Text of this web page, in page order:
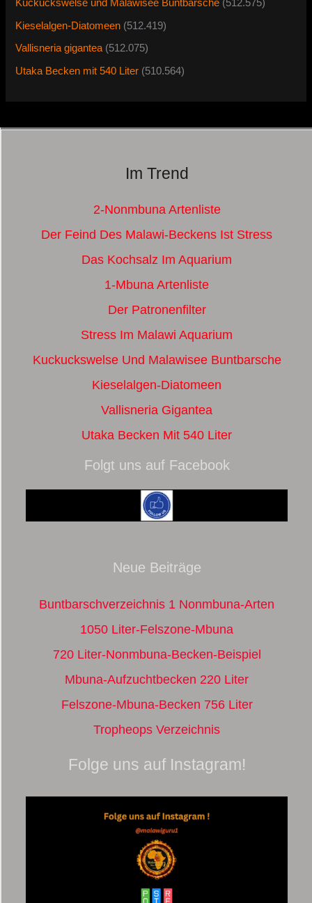
Kuckuckswelse und Malawisee Buntbarsche (512.575)
Kieselalgen-Diatomeen (512.419)
Vallisneria gigantea (512.075)
Utaka Becken mit 540 Liter (510.564)
Im Trend
2-Nonmbuna Artenliste
Der Feind Des Malawi-Beckens Ist Stress
Das Kochsalz Im Aquarium
1-Mbuna Artenliste
Der Patronenfilter
Stress Im Malawi Aquarium
Kuckuckswelse Und Malawisee Buntbarsche
Kieselalgen-Diatomeen
Vallisneria Gigantea
Utaka Becken Mit 540 Liter
Folgt uns auf Facebook
Neue Beiträge
Buntbarschverzeichnis 1 Nonmbuna-Arten
1050 Liter-Felszone-Mbuna
720 Liter-Nonmbuna-Becken-Beispiel
Mbuna-Aufzuchtbecken 220 Liter
Felszone-Mbuna-Becken 756 Liter
Tropheops Verzeichnis
Folge uns auf Instagram!